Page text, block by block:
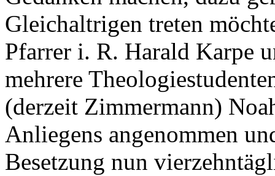
Gleichaltrigen treten
Pfarrer i. R. Harald Karpe
mehrere
(derzeit Zimmermann)
Anliegens angenommen
Besetzung nun